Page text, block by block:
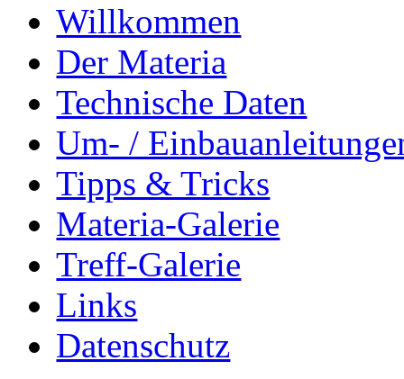
Willkommen
Der Materia
Technische Daten
Um- /
Tipps & Tricks
Materia-Galerie
Treff-Galerie
Links
Datenschutz